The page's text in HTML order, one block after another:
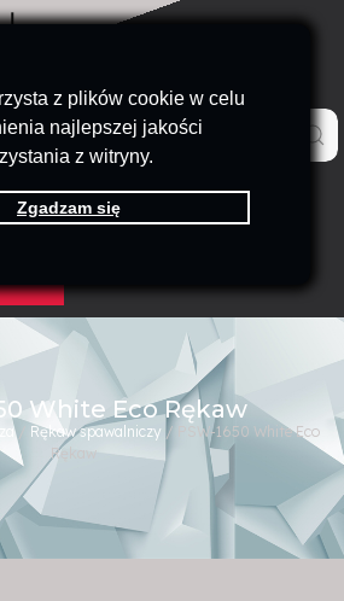
z plików cookie w celu
najlepszej jakości
z witryny.
Zgadzam się
KONTAKT
White Eco Rękaw
/ Rękaw spawalniczy / PSW-1650 White Eco
Rękaw